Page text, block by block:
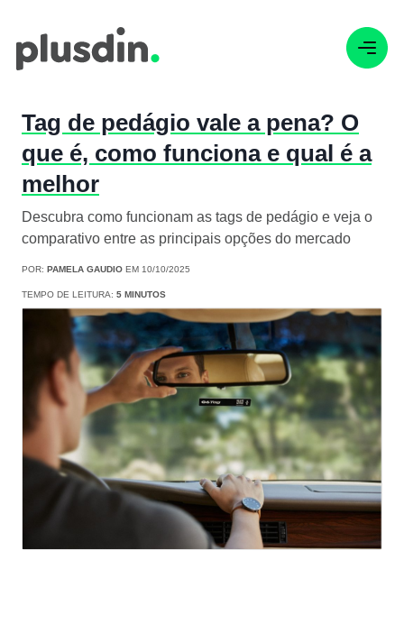
Tag de pedágio vale a pena? O
que é, como funciona e qual é a
melhor
Descubra como funcionam as tags de pedágio e veja o
comparativo entre as principais opções do mercado
POR: PAMELA GAUDIO EM 10/10/2025
TEMPO DE LEITURA: 5 MINUTOS